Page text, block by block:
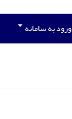
ورود به سامانه